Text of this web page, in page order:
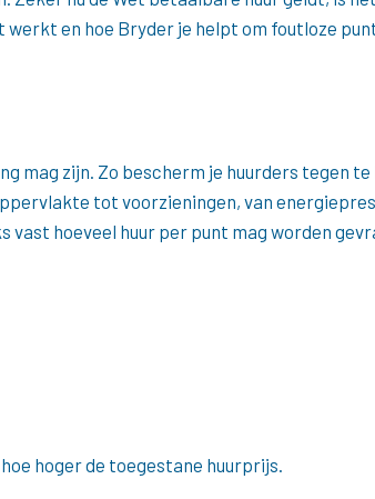
en hoe Bryder je helpt om foutloze
mag zijn. Zo bescherm je huurders tegen te
tot voorzieningen, van
hoeveel huur per punt mag worden
hoger de toegestane huurprijs.